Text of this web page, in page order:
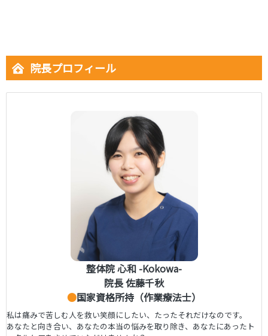
院長プロフィール
整体院 心和 -Kokowa-
院長 佐藤千秋
●国家資格所持（作業療法士）
私は痛みで苦しむ人を救い笑顔にしたい、たったそれだけなのです。
あなたと向き合い、あなたの本当の悩みを取り除き、あなたにあったト